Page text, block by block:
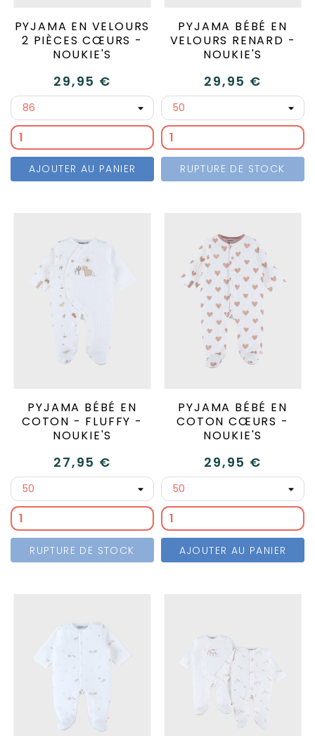
PYJAMA EN VELOURS
2 PIÈCES CŒURS -
NOUKIE'S
29,95 €
AJOUTER AU PANIER
PYJAMA BÉBÉ EN
VELOURS RENARD -
NOUKIE'S
29,95 €
RUPTURE DE STOCK
PYJAMA BÉBÉ EN
COTON - FLUFFY -
NOUKIE'S
27,95 €
RUPTURE DE STOCK
PYJAMA BÉBÉ EN
COTON CŒURS -
NOUKIE'S
29,95 €
AJOUTER AU PANIER